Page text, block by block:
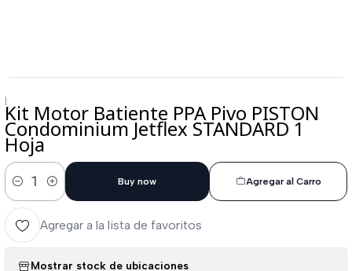
|Kit Motor Batiente PPA Pivo PISTON
Condominium Jetflex STANDARD 1
Hoja
Cantidad
Agregar al Carro
Buy now
Agregar a la lista de favoritos
Mostrar stock de ubicaciones